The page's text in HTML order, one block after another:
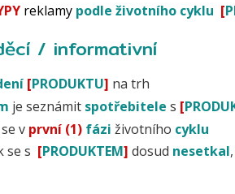
reklamy podle životního cyklu [
/ informativní
[PRODUKTU] na trh
je seznámit spotřebitele s [
v první (1) fázi životního cyklu
se s [PRODUKTEM] dosud nesetkal